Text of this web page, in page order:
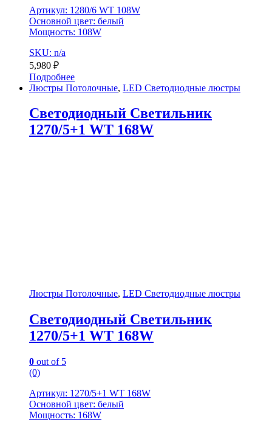
Артикул: 1280/6 WT 108W
Основной цвет: белый
Мощность: 108W
SKU: n/a
5,980 ₽
Подробнее
Люстры Потолочные, LED Светодиодные люстры
Светодиодный Светильник
1270/5+1 WT 168W
Люстры Потолочные, LED Светодиодные люстры
Светодиодный Светильник
1270/5+1 WT 168W
0 out of 5
(0)
Артикул: 1270/5+1 WT 168W
Основной цвет: белый
Мощность: 168W